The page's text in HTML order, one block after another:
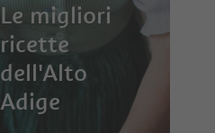
Le migliori
ricette
dell'Alto
Adige